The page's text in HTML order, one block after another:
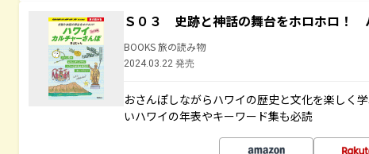
Ｓ０３ 史跡と神話の舞台をホロホロ！
BOOKS 旅の読み物
2024.03.22 発売
おさんぽしながらハワイの歴史と文化を楽しく
いハワイの年表やキーワード集も必読